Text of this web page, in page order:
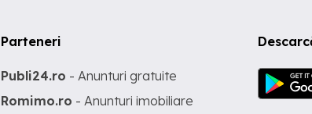
Parteneri
Publi24.ro - Anunturi gratuite
Romimo.ro - Anunturi imobiliare